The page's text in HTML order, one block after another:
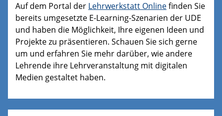
Auf dem Portal der Lehrwerkstatt Onlinefinden Sie
bereits umgesetzte E-Learning-Szenarien der UDE
und haben die Möglichkeit, Ihre eigenen Ideen und
Projekte zu präsentieren. Schauen Sie sich gerne
um und erfahren Sie mehr darüber, wie andere
Lehrende ihre Lehrveranstaltung mit digitalen
Medien gestaltet haben.